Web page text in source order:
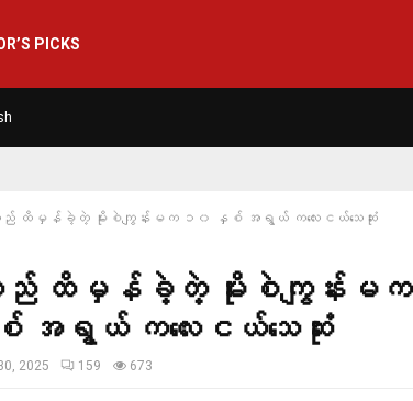
PICKS
ည် ထိမှန်ခဲ့တဲ့ မိုးစဲကျွန်းမက ၁၀ နှစ် အရွယ် ကလေးငယ်သေဆုံး
ည် ထိမှန်ခဲ့တဲ့ မိုးစဲကျွန်းမ
အရွယ် ကလေးငယ်သေဆုံး
2025 159 673